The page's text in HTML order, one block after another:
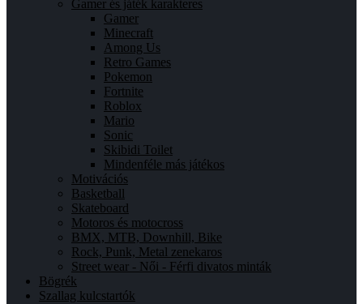
Gamer és játék karakteres
Gamer
Minecraft
Among Us
Retro Games
Pokemon
Fortnite
Roblox
Mario
Sonic
Skibidi Toilet
Mindenféle más játékos
Motivációs
Basketball
Skateboard
Motoros és motocross
BMX, MTB, Downhill, Bike
Rock, Punk, Metal zenekaros
Street wear - Női - Férfi divatos minták
Bögrék
Szallag kulcstartók